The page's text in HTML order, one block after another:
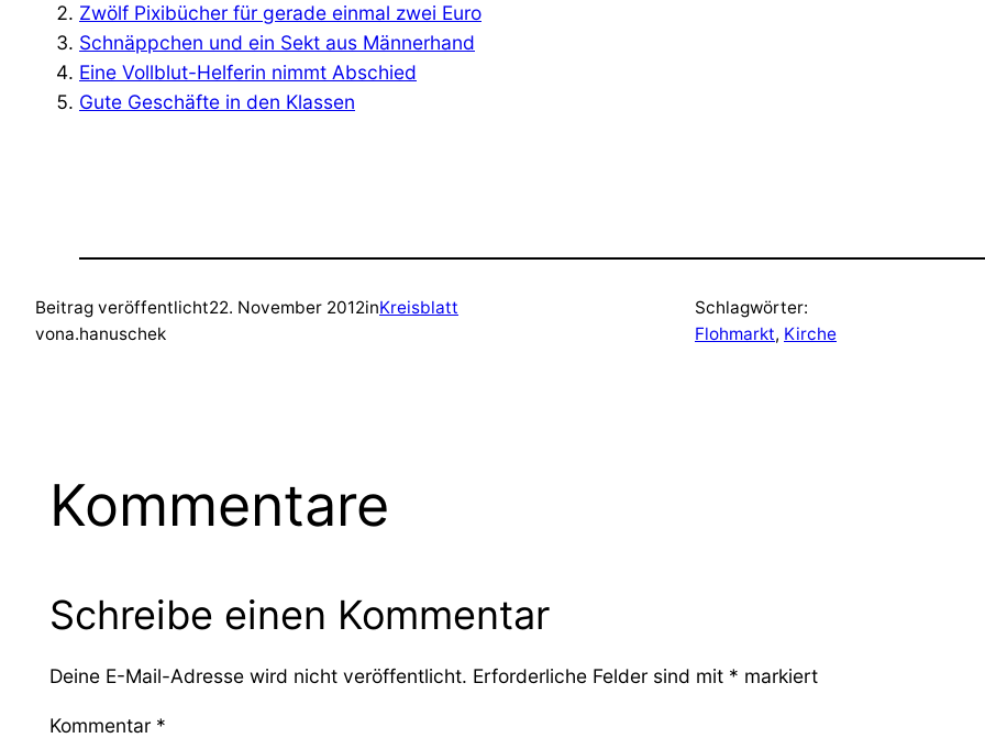
Zwölf Pixibücher für gerade einmal zwei Euro
Schnäppchen und ein Sekt aus Männerhand
Eine Vollblut-Helferin nimmt Abschied
Gute Geschäfte in den Klassen
Beitrag veröffentlicht22. November 2012inKreisblatt
vona.hanuschek
Schlagwörter:
Flohmarkt, Kirche
Kommentare
Schreibe einen Kommentar
Deine E-Mail-Adresse wird nicht veröffentlicht. Erforderliche Felder sind mit * markiert
Kommentar *